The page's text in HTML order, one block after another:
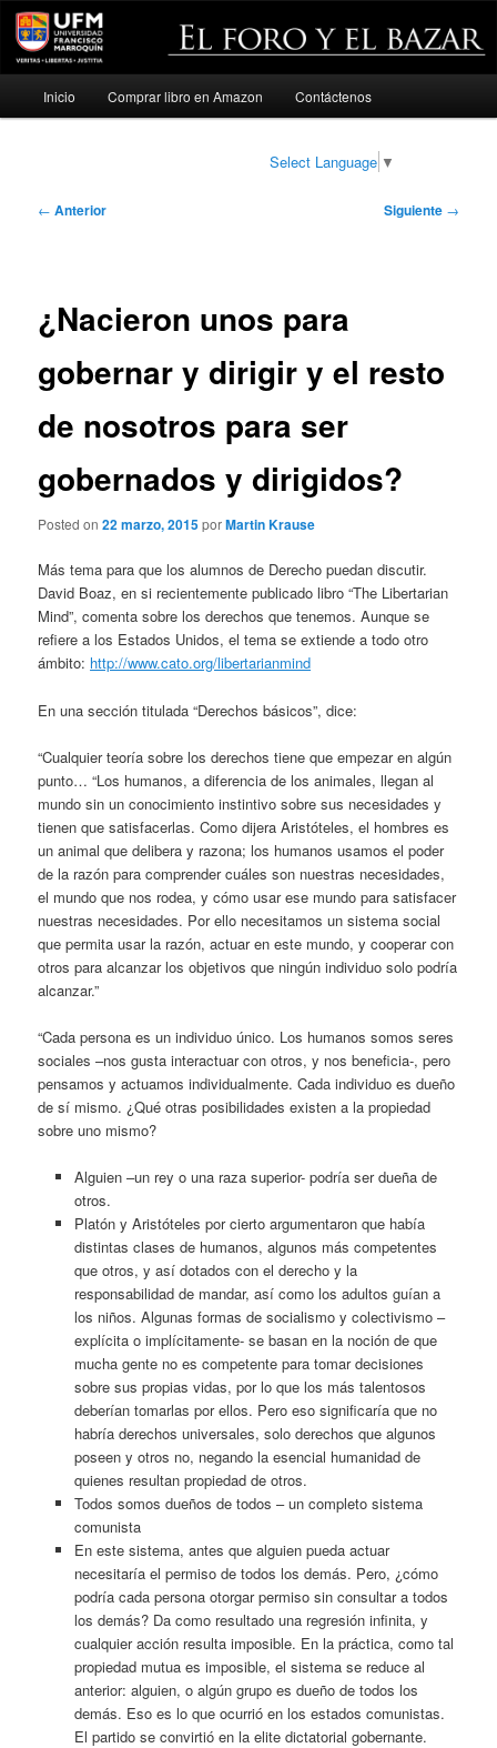
Ir
Inicio Comprar libro en Amazon Contáctenos
Select Language ▼
Navegación
← Anterior Siguiente →
¿Nacieron unos para
gobernar y dirigir y el resto
de nosotros para ser
gobernados y dirigidos?
Posted on22 marzo, 2015porMartin Krause
Más tema para que los alumnos de Derecho puedan discutir.
David Boaz, en si recientemente publicado libro “The Libertarian
Mind”, comenta sobre los derechos que tenemos. Aunque se
refiere a los Estados Unidos, el tema se extiende a todo otro
ámbito: http://www.cato.org/libertarianmind
En una sección titulada “Derechos básicos”, dice:
“Cualquier teoría sobre los derechos tiene que empezar en algún
punto… “Los humanos, a diferencia de los animales, llegan al
mundo sin un conocimiento instintivo sobre sus necesidades y
tienen que satisfacerlas. Como dijera Aristóteles, el hombres es
un animal que delibera y razona; los humanos usamos el poder
de la razón para comprender cuáles son nuestras necesidades,
el mundo que nos rodea, y cómo usar ese mundo para satisfacer
nuestras necesidades. Por ello necesitamos un sistema social
que permita usar la razón, actuar en este mundo, y cooperar con
otros para alcanzar los objetivos que ningún individuo solo podría
alcanzar.”
“Cada persona es un individuo único. Los humanos somos seres
sociales –nos gusta interactuar con otros, y nos beneficia-, pero
pensamos y actuamos individualmente. Cada individuo es dueño
de sí mismo. ¿Qué otras posibilidades existen a la propiedad
sobre uno mismo?
Alguien –un rey o una raza superior- podría ser dueña de
otros.
Platón y Aristóteles por cierto argumentaron que había
distintas clases de humanos, algunos más competentes
que otros, y así dotados con el derecho y la
responsabilidad de mandar, así como los adultos guían a
los niños. Algunas formas de socialismo y colectivismo –
explícita o implícitamente- se basan en la noción de que
mucha gente no es competente para tomar decisiones
sobre sus propias vidas, por lo que los más talentosos
deberían tomarlas por ellos. Pero eso significaría que no
habría derechos universales, solo derechos que algunos
poseen y otros no, negando la esencial humanidad de
quienes resultan propiedad de otros.
Todos somos dueños de todos – un completo sistema
comunista
En este sistema, antes que alguien pueda actuar
necesitaría el permiso de todos los demás. Pero, ¿cómo
podría cada persona otorgar permiso sin consultar a todos
los demás? Da como resultado una regresión infinita, y
cualquier acción resulta imposible. En la práctica, como tal
propiedad mutua es imposible, el sistema se reduce al
anterior: alguien, o algún grupo es dueño de todos los
demás. Eso es lo que ocurrió en los estados comunistas.
El partido se convirtió en la elite dictatorial gobernante.